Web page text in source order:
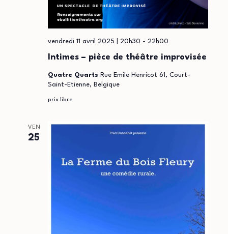
Intimes – pièce de théâtre improvisée
vendredi 11 avril 2025 | 20h30 - 22h00
Quatre Quarts Rue Emile Henricot 61, Court-
Saint-Etienne, Belgique
prix libre
VEN
25